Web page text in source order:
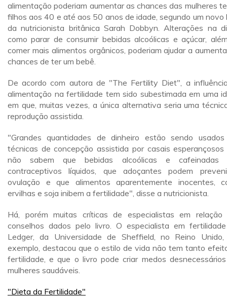
alimentação poderiam aumentar as chances das mulheres
filhos aos 40 e até aos 50 anos de idade, segundo um novo
da nutricionista britânica Sarah Dobbyn. Alterações na
como parar de consumir bebidas alcoólicas e açúcar,
comer mais alimentos orgânicos, poderiam ajudar a
chances de ter um bebê.
De acordo com autora de "The Fertility Diet", a
alimentação na fertilidade tem sido subestimada em uma
em que, muitas vezes, a única alternativa seria uma
reprodução assistida.
"Grandes quantidades de dinheiro estão sendo
técnicas de concepção assistida por casais esperançosos
não sabem que bebidas alcoólicas e cafeinadas
contraceptivos líquidos, que adoçantes podem
ovulação e que alimentos aparentemente inocentes,
ervilhas e soja inibem a fertilidade", disse a nutricionista.
Há, porém muitas críticas de especialistas em relação
conselhos dados pelo livro. O especialista em
Ledger, da Universidade de Sheffield, no Reino
exemplo, destacou que o estilo de vida não tem tanto
fertilidade, e que o livro pode criar medos
mulheres saudáveis.
"Dieta da Fertilidade"